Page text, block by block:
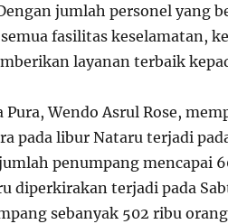
jumlah personel yang
fasilitas keselamatan,
layanan terbaik
Wendo Asrul Rose,
pada libur Nataru terjadi
penumpang mencapai
diperkirakan terjadi pada
sebanyak 502 ribu